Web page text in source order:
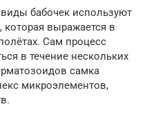
бабочек используют
выражается в
Сам процесс
в течение нескольких
самка
микроэлементов,